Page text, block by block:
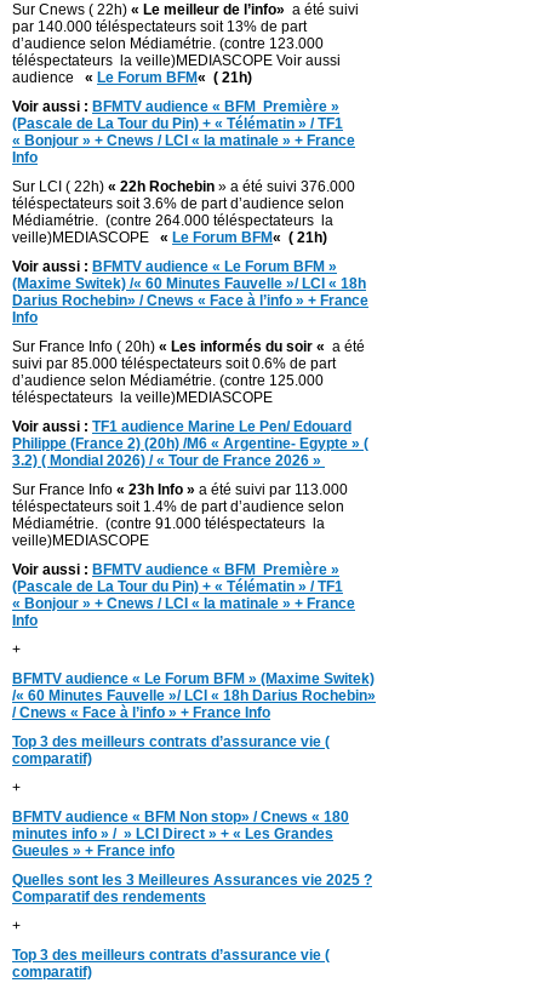
Sur Cnews ( 22h) « Le meilleur de l’info» a été suivi
par 140.000 téléspectateurs soit 13% de part
d’audience selon Médiamétrie. (contre 123.000
téléspectateurs la veille)MEDIASCOPE Voir aussi
audience
« Le Forum BFM« ( 21h)
Voir aussi : BFMTV audience « BFM Première »
(Pascale de La Tour du Pin) + « Télématin » / TF1
« Bonjour » + Cnews / LCI « la matinale » + France
Info
Sur LCI ( 22h) « 22h Rochebin » a été suivi 376.000
téléspectateurs soit 3.6% de part d’audience selon
Médiamétrie. (contre 264.000 téléspectateurs la
veille)MEDIASCOPE
« Le Forum BFM« ( 21h)
Voir aussi : BFMTV audience « Le Forum BFM »
(Maxime Switek) /« 60 Minutes Fauvelle »/ LCI « 18h
Darius Rochebin» / Cnews « Face à l’info » + France
Info
Sur France Info ( 20h) « Les informés du soir « a été
suivi par 85.000 téléspectateurs soit 0.6% de part
d’audience selon Médiamétrie. (contre 125.000
téléspectateurs la veille)MEDIASCOPE
Voir aussi : TF1 audience Marine Le Pen/ Edouard
Philippe (France 2) (20h) /M6 « Argentine- Egypte » (
3.2) ( Mondial 2026) / « Tour de France 2026 »
Sur France Info « 23h Info » a été suivi par 113.000
téléspectateurs soit 1.4% de part d’audience selon
Médiamétrie. (contre 91.000 téléspectateurs la
veille)MEDIASCOPE
Voir aussi : BFMTV audience « BFM Première »
(Pascale de La Tour du Pin) + « Télématin » / TF1
« Bonjour » + Cnews / LCI « la matinale » + France
Info
+
BFMTV audience « Le Forum BFM » (Maxime Switek)
/« 60 Minutes Fauvelle »/ LCI « 18h Darius Rochebin»
/ Cnews « Face à l’info » + France Info
Top 3 des meilleurs contrats d’assurance vie (
comparatif)
+
BFMTV audience « BFM Non stop» / Cnews « 180
minutes info » / » LCI Direct » + « Les Grandes
Gueules » + France info
Quelles sont les 3 Meilleures Assurances vie 2025 ?
Comparatif des rendements
+
Top 3 des meilleurs contrats d’assurance vie (
comparatif)